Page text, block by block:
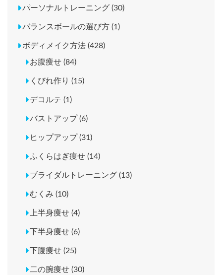
パーソナルトレーニング (30)
バランスボールの選び方 (1)
ボディメイク方法 (428)
お腹痩せ (84)
くびれ作り (15)
デコルテ (1)
バストアップ (6)
ヒップアップ (31)
ふくらはぎ痩せ (14)
ブライダルトレーニング (13)
むくみ (10)
上半身痩せ (4)
下半身痩せ (6)
下腹痩せ (25)
二の腕痩せ (30)